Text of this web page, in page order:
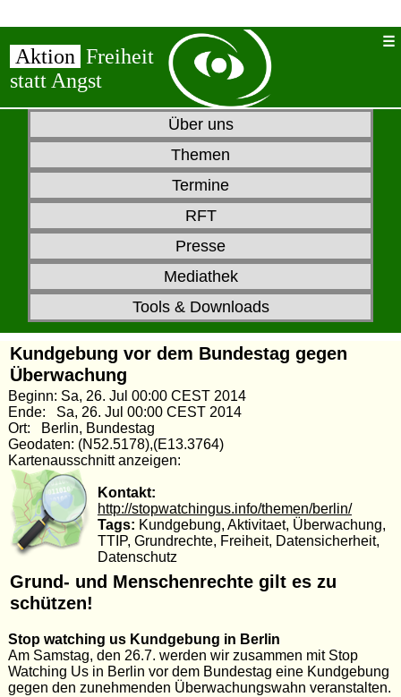
Aktion Freiheit
statt Angst
Über uns
Themen
Termine
RFT
Presse
Mediathek
Tools & Downloads
Kundgebung vor dem Bundestag gegen
Überwachung
Beginn: Sa, 26. Jul 00:00 CEST 2014
Ende: Sa, 26. Jul 00:00 CEST 2014
Ort: Berlin, Bundestag
Geodaten: (N52.5178),(E13.3764)
Kartenausschnitt anzeigen:
Kontakt:
http://stopwatchingus.info/themen/berlin/
Tags: Kundgebung, Aktivitaet, Überwachung,
TTIP, Grundrechte, Freiheit, Datensicherheit,
Datenschutz
Grund- und Menschenrechte gilt es zu
schützen!
Stop watching us Kundgebung in Berlin
Am Samstag, den 26.7. werden wir zusammen mit Stop
Watching Us in Berlin vor dem Bundestag eine Kundgebung
gegen den zunehmenden Überwachungswahn veranstalten.